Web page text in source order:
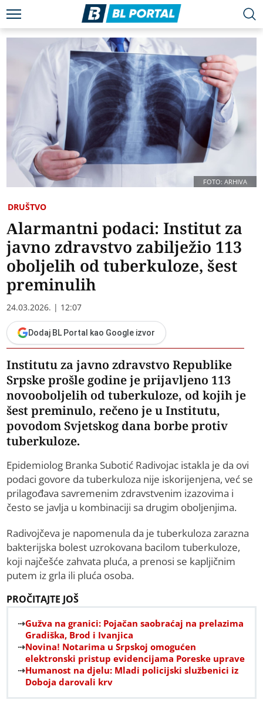
FOTO: ARHIVA
DRUŠTVO
Alarmantni podaci: Institut za
javno zdravstvo zabilježio 113
oboljelih od tuberkuloze, šest
preminulih
24.03.2026. | 12:07
Dodaj BL Portal kao Google izvor
Institutu za javno zdravstvo Republike
Srpske prošle godine je prijavljeno 113
novooboljelih od tuberkuloze, od kojih je
šest preminulo, rečeno je u Institutu,
povodom Svjetskog dana borbe protiv
tuberkuloze.
Epidemiolog Branka Subotić Radivojac istakla je da ovi
podaci govore da tuberkuloza nije iskorijenjena, već se
prilagođava savremenim zdravstvenim izazovima i
često se javlja u kombinaciji sa drugim oboljenjima.
Radivojčeva je napomenula da je tuberkuloza zarazna
bakterijska bolest uzrokovana bacilom tuberkuloze,
koji najčešće zahvata pluća, a prenosi se kapljičnim
putem iz grla ili pluća osoba.
PROČITAJTE JOŠ
Gužva na granici: Pojačan saobraćaj na prelazima
Gradiška, Brod i Ivanjica
Novina! Notarima u Srpskoj omogućen
elektronski pristup evidencijama Poreske uprave
Humanost na djelu: Mladi policijski službenici iz
Doboja darovali krv